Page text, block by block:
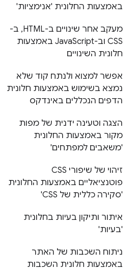
באמצעות החלונית 'אנימציות'
מעקב אחר שינויים ב-HTML , ב-
CSS וב-Java
Script באמצעות
חלונית השינויים
אפשר למצוא ולנתח קוד שלא
נמצא בשימוש באמצעות חלונית
הדפים הנכללים באינדקס
הצגה וטעינה ידנית של מפות
מקור באמצעות החלונית
'משאבים למפתחים'
זיהוי של שיפורי CSS
פוטנציאליים באמצעות החלונית
'סקירה כללית של CSS'
איתור ותיקון בעיות בחלונית
'בעיות'
ניתוח השכבות של האתר
באמצעות חלונית השכבות